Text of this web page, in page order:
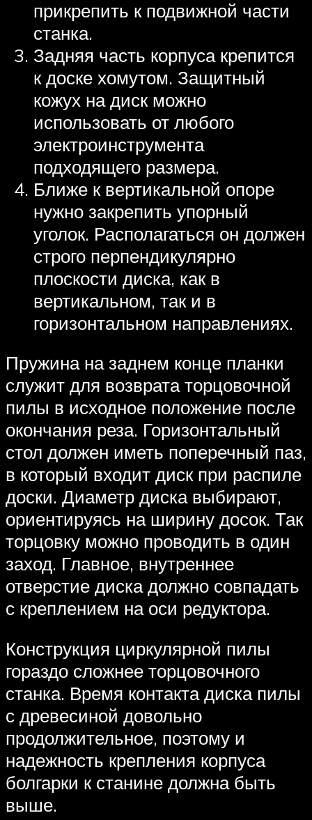
прикрепить к подвижной части
станка.
Задняя часть корпуса крепится
к доске хомутом. Защитный
кожух на диск можно
использовать от любого
электроинструмента
подходящего размера.
Ближе к вертикальной опоре
нужно закрепить упорный
уголок. Располагаться он должен
строго перпендикулярно
плоскости диска, как в
вертикальном, так и в
горизонтальном направлениях.
Пружина на заднем конце планки
служит для возврата торцовочной
пилы в исходное положение после
окончания реза. Горизонтальный
стол должен иметь поперечный паз,
в который входит диск при распиле
доски. Диаметр диска выбирают,
ориентируясь на ширину досок. Так
торцовку можно проводить в один
заход. Главное, внутреннее
отверстие диска должно совпадать
с креплением на оси редуктора.
Конструкция циркулярной пилы
гораздо сложнее торцовочного
станка. Время контакта диска пилы
с древесиной довольно
продолжительное, поэтому и
надежность крепления корпуса
болгарки к станине должна быть
выше.